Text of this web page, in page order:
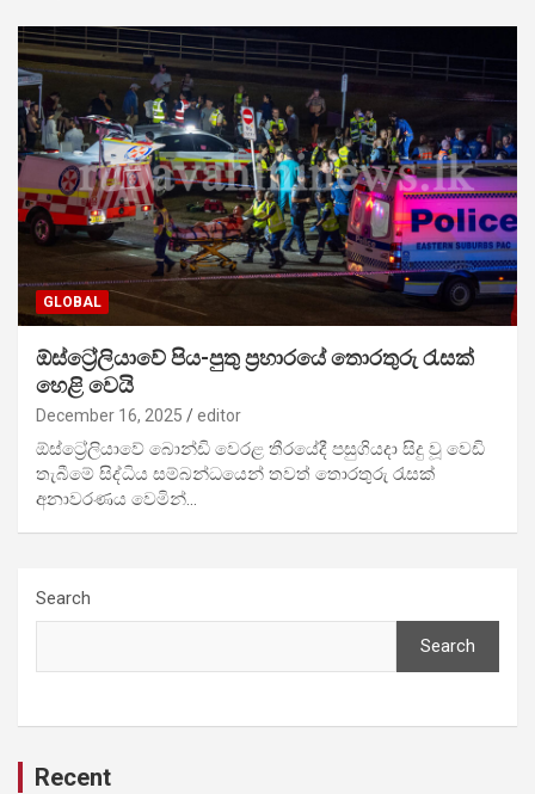
GLOBAL
ඕස්ට්‍රේලියාවේ පිය-පුතු ප්‍රහාරයේ තොරතුරු රැසක්
හෙළි වෙයි
December 16, 2025 editor
ඕස්ට්‍රේලියාවේ බොන්ඩි වෙරළ තීරයේදී පසුගියදා සිදු වූ වෙඩි
තැබීමේ සිද්ධිය සම්බන්ධයෙන් තවත් තොරතුරු ‍රැසක්
අනාවරණය වෙමින්…
Search
Search
Recent